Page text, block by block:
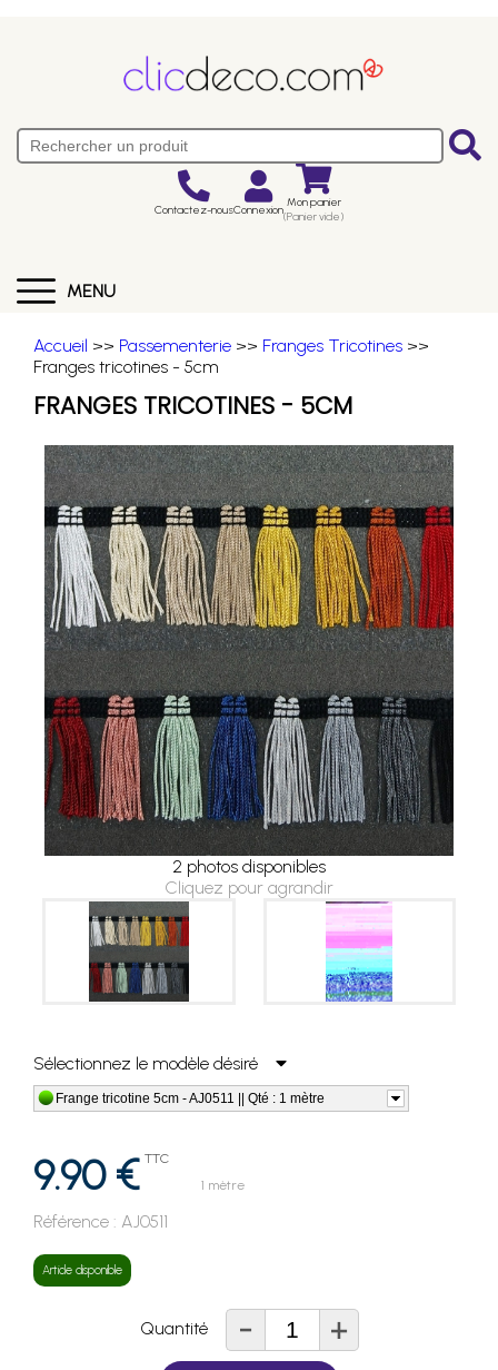
Contactez-nousConnexion Mon panier
(Panier vide)
MENU
Accueil >> Passementerie >> Franges Tricotines >>
Franges tricotines - 5cm
FRANGES TRICOTINES - 5CM
2 photos disponibles
Cliquez pour agrandir
Sélectionnez le modèle désiré
Frange tricotine 5cm - AJ0511 || Qté : 1 mètre
9.90 € TTC
1 mètre
Référence : AJ0511
Article disponible
Quantité - +